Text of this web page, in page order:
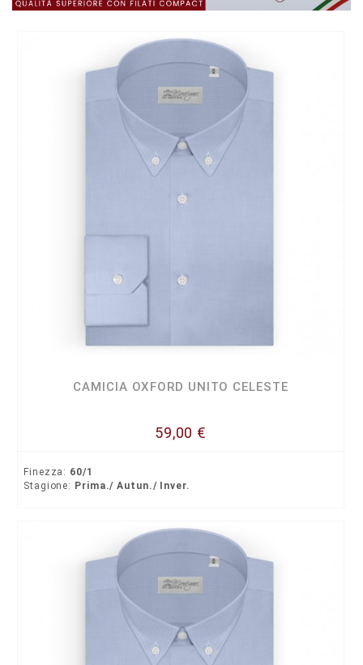
CAMICIA OXFORD UNITO CELESTE
59,00 €
Finezza: 60/1
Stagione: Prima./ Autun./ Inver.